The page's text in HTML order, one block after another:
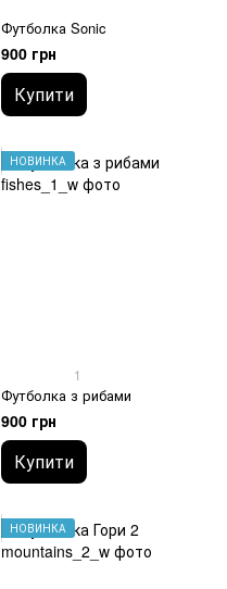
Футболка Sonic
900 грн
Купити
НОВИНКА
1
Футболка з рибами
900 грн
Купити
НОВИНКА